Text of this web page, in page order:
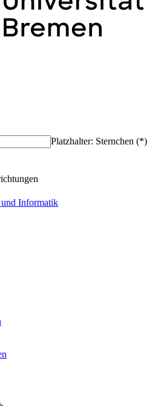
Platzhalter: Sternchen (*)
Informatik